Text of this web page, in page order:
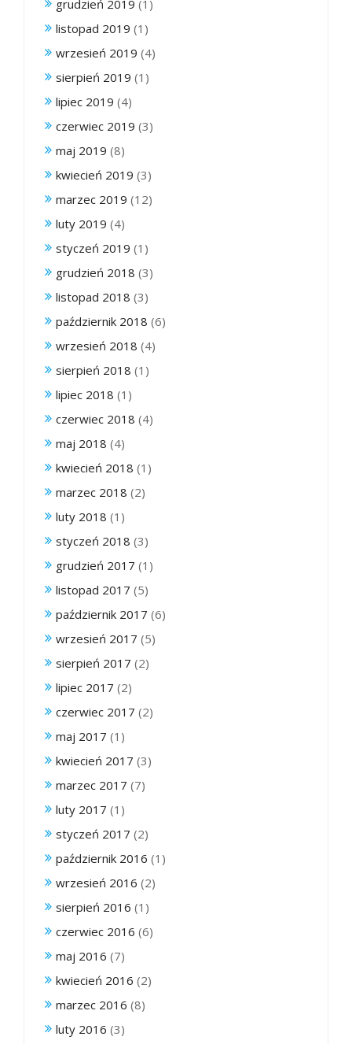
grudzień 2019 (1)
listopad 2019 (1)
wrzesień 2019 (4)
sierpień 2019 (1)
lipiec 2019 (4)
czerwiec 2019 (3)
maj 2019 (8)
kwiecień 2019 (3)
marzec 2019 (12)
luty 2019 (4)
styczeń 2019 (1)
grudzień 2018 (3)
listopad 2018 (3)
październik 2018 (6)
wrzesień 2018 (4)
sierpień 2018 (1)
lipiec 2018 (1)
czerwiec 2018 (4)
maj 2018 (4)
kwiecień 2018 (1)
marzec 2018 (2)
luty 2018 (1)
styczeń 2018 (3)
grudzień 2017 (1)
listopad 2017 (5)
październik 2017 (6)
wrzesień 2017 (5)
sierpień 2017 (2)
lipiec 2017 (2)
czerwiec 2017 (2)
maj 2017 (1)
kwiecień 2017 (3)
marzec 2017 (7)
luty 2017 (1)
styczeń 2017 (2)
październik 2016 (1)
wrzesień 2016 (2)
sierpień 2016 (1)
czerwiec 2016 (6)
maj 2016 (7)
kwiecień 2016 (2)
marzec 2016 (8)
luty 2016 (3)